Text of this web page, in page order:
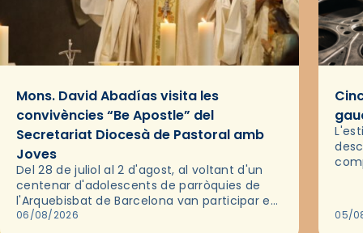
Mons. David Abadías visita les
convivències “Be Apostle” del
Secretariat Diocesà de Pastoral amb
Joves
Del 28 de juliol al 2 d'agost, al voltant d'un
centenar d'adolescents de parròquies de
l'Arquebisbat de Barcelona van participar en
les convivències Be Apostle, organitzades
06/08/2026 05/